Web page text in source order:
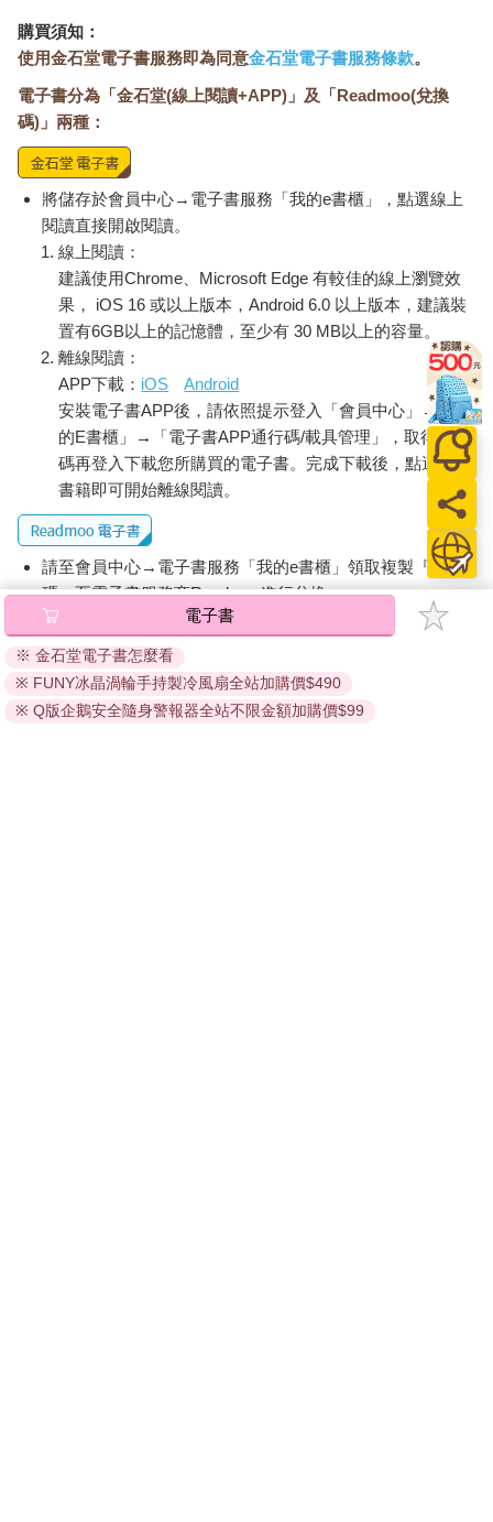
購買須知：
使用金石堂電子書服務即為同意金石堂電子書服務條款。
電子書分為「金石堂(線上閱讀+APP)」及「Readmoo(兌換
碼)」兩種：
將儲存於會員中心→電子書服務「我的e書櫃」，點選線上
閱讀直接開啟閱讀。
線上閱讀：
建議使用Chrome、Microsoft Edge 有較佳的線上瀏覽效
果， iOS 16 或以上版本，Android 6.0 以上版本，建議裝
置有6GB以上的記憶體，至少有 30 MB以上的容量。
離線閱讀：
APP下載： iOS
Android
安裝電子書APP後，請依照提示登入「會員中心」→「我
的E書櫃」→「電子書APP通行碼/載具管理」，取得通行
碼再登入下載您所購買的電子書。完成下載後，點選任一
書籍即可開始離線閱讀。
請至會員中心→電子書服務「我的e書櫃」領取複製『兌換
碼』至電子書服務商Readmoo進行兌換。
退換貨須知：
因版權保護，您在金石堂所購買的電子書僅能以金石堂專屬
的閱讀軟體開啟閱讀，無法以其他閱讀器或直接下載檔案。
依據「消費者保護法」第19條及行政院消費者保護處公告之
電子書
※ 金石堂電子書怎麼看
※ FUNY冰晶渦輪手持製冷風扇全站加購價$490
※ Q版企鵝安全隨身警報器全站不限金額加購價$99